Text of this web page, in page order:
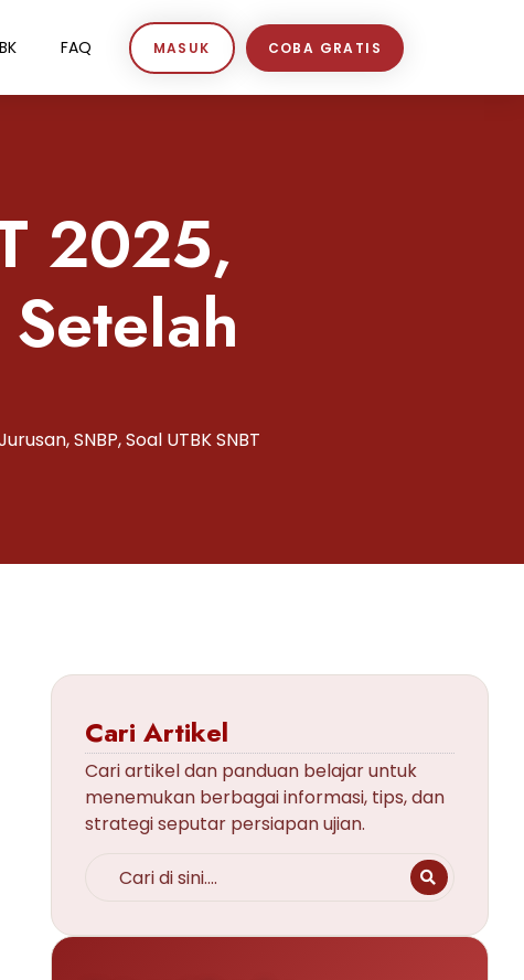
FAQ MASUK COBA GRATIS
2025,
,SNBP,Soal UTBK SNBT
Cari Artikel
Cari artikel dan panduan belajar untuk
menemukan berbagai informasi, tips, dan
strategi seputar persiapan ujian.